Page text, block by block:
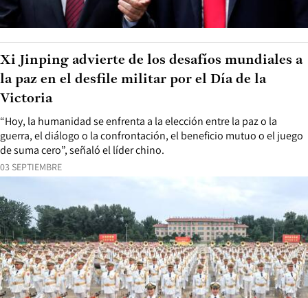
03 SEPTIEMBRE
“Hoy, la humanidad se enfrenta a la elección entre la paz o la
guerra, el diálogo o la confrontación, el beneficio mutuo o el juego
de suma cero”, señaló el líder chino.
Xi Jinping advierte de los desafíos mundiales a
la paz en el desfile militar por el Día de la
Victoria